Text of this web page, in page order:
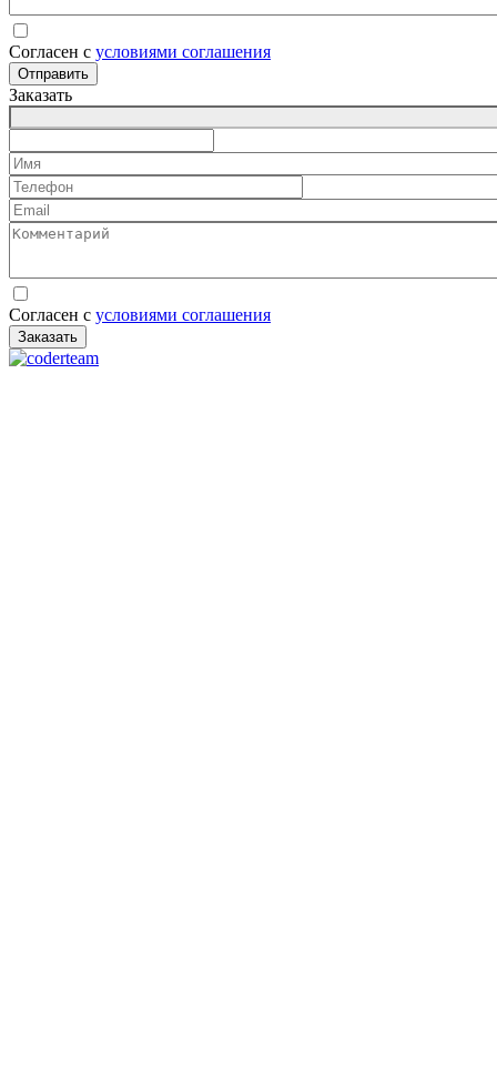
Согласен с условиями соглашения
Отправить
Заказать
Имя
Телефон
Email
Комментарий
Согласен с условиями соглашения
Заказать